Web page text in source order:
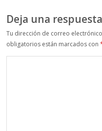
Deja una respuesta
Tu dirección de correo
obligatorios están marcados con